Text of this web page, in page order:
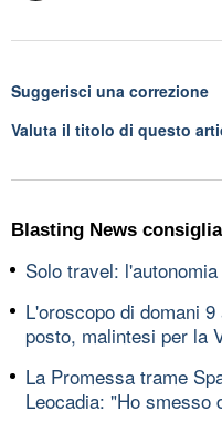
Suggerisci una correzione
Valuta il titolo di questo
Blasting News consiglia
Solo travel:
L'oroscopo di domani
posto, malintesi per la
La Promessa trame
Leocadia: "Ho smesso